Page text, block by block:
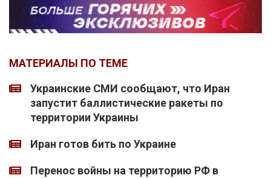
МАТЕРИАЛЫ ПО ТЕМЕ
Украинские СМИ сообщают, что Иран
запустит баллистические ракеты по
территории Украины
Иран готов бить по Украине
Перенос войны на территорию РФ в